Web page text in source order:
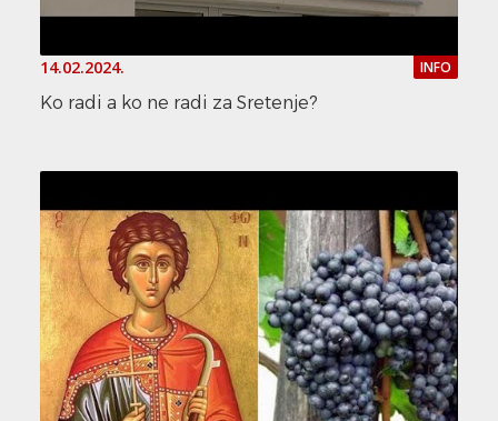
14.02.2024. INFO
Ko radi a ko ne radi za Sretenje?